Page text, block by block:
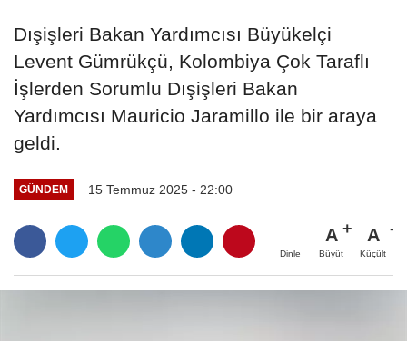
Dışişleri Bakan Yardımcısı Büyükelçi
Levent Gümrükçü, Kolombiya Çok Taraflı
İşlerden Sorumlu Dışişleri Bakan
Yardımcısı Mauricio Jaramillo ile bir araya
geldi.
GÜNDEM 15 Temmuz 2025 - 22:00
Dinle
A
Büyüt
A
Küçült